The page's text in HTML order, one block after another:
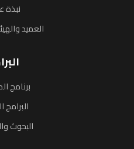
نبذة
العميد
برنامج
البرامج
البحوث